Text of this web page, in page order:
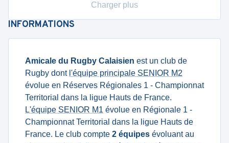
Charger plus
INFORMATIONS
Amicale du Rugby Calaisien est un club de
Rugby dont l'équipe principale SENIOR M2
évolue en Réserves Régionales 1 - Championnat
Territorial dans la ligue Hauts de France.
L'équipe SENIOR M1 évolue en Régionale 1 -
Championnat Territorial dans la ligue Hauts de
France. Le club compte 2 équipes évoluant au